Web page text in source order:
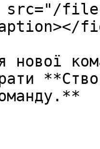
files/
нової